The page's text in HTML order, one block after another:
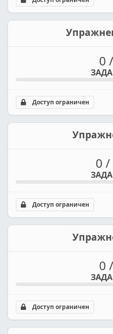
0
Доступ ограничен
0 /
Доступ ограничен
0
Доступ ограничен